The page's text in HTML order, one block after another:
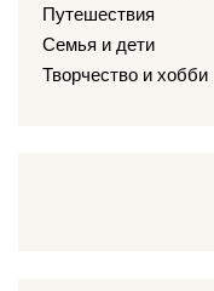
Путешествия
Семья и дети
Творчество и хобби